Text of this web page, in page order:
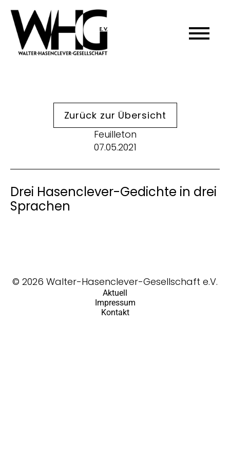
Zurück zur Übersicht
Feuilleton
07.05.2021
Drei Hasenclever-Gedichte in drei
Sprachen
© 2026 Walter-Hasenclever-Gesellschaft e.V.
Aktuell
Impressum
Kontakt